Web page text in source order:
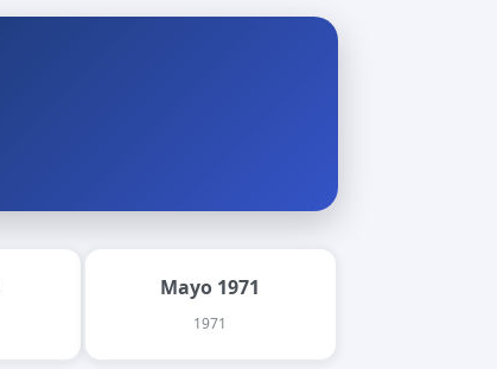
Mayo 1971
1971